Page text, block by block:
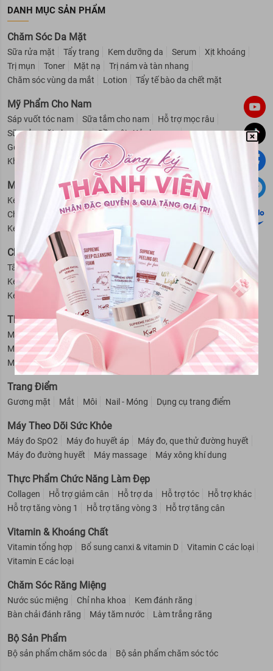
DANH MỤC SẢN PHẨM
Chăm Sóc Da Mặt
Sữa rửa mặt Tẩy trang Kem dưỡng da Serum
Xịt khoáng
Trị mụn
Toner Mặt nạ
Trị nám và tàn nhang
Chăm sóc vùng da mắt
Lotion Tẩy tế bào da chết mặt
Mỹ Phẩm Cho Nam
Sáp vuốt tóc nam Sữa tắm cho nam
Hỗ trợ mọc râu
Sữa rửa mặt cho nam
Dầu gội - Xả cho nam
Gel giữ nếp tóc cho nam
Dung dịch vệ sinh nam
Khử mùi cho nam
Cạo râu cho nam
Mỹ Phẩm Cho Bé
Kem trị hăm cho bé Sữa tắm - Dầu gội cho bé
Phấn rôm cho bé
Chống muỗi - Côn trùng cho bé
Nước hoa cho bé
Kem chống nắng - Dưỡng ẩm cho bé
Chăm Sóc Cơ Thể
Tẩy da chết Kem dưỡng thể Khử mùi
Kem chống nắng
Kem massage mặt
Kem trị thâm nách
Se khít lỗ chân lông
Kem tan mỡ bụng
Kem tẩy lông Sữa tắm
Thiết Bị Làm Đẹp
Máy rửa mặt Máy massage mặt
Dụng cụ cạo râu
Máy xông hơi mặt
Máy tẩy lông
Máy masssage mặt
Máy theo dõi sức khoẻ
Trang Điểm
Gương mặt Mắt Môi Nail - Móng Dụng cụ trang điểm
Máy Theo Dõi Sức Khỏe
Máy đo SpO2 Máy đo huyết áp
Máy đo, que thử đường huyết
Máy đo đường huyết
Máy massage Máy xông khí dung
Thực Phẩm Chức Năng Làm Đẹp
Collagen Hỗ trợ giảm cân Hỗ trợ da Hỗ trợ tóc
Hỗ trợ khác
Hỗ trợ tăng vòng 1
Hỗ trợ tăng vòng 3 Hỗ trợ tăng cân
Vitamin & Khoáng Chất
Vitamin tổng hợp Bổ sung canxi & vitamin D
Vitamin C các loại
Vitamin E các loại
Chăm Sóc Răng Miệng
Nước súc miệng Chỉ nha khoa
Kem đánh răng
Bàn chải đánh răng
Máy tăm nước Làm trắng răng
Bộ Sản Phẩm
Bộ sản phẩm chăm sóc da Bộ sản phẩm chăm sóc tóc